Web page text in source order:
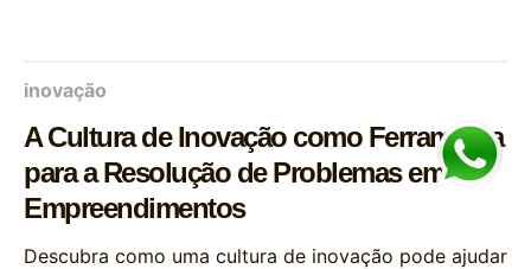
inovação
A Cultura de Inovação como Ferramenta
para a Resolução de Problemas em
Empreendimentos
Descubra como uma cultura de inovação pode ajudar